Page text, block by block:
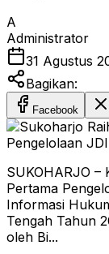
A
Administrator
31 Agustus
Bagikan:
Facebook
SUKOHARJO
Pertama
Informasi
Tengah Tahun
oleh Bi...